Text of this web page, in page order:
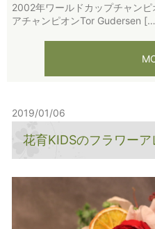
2002年ワールドカップチャン
アチャンピオンTor Gudersen
2019/01/06
花育KIDSのフラワー